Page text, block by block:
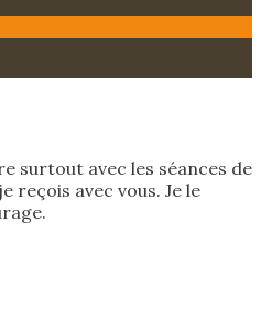
surtout avec les séances de
reçois avec vous. Je le